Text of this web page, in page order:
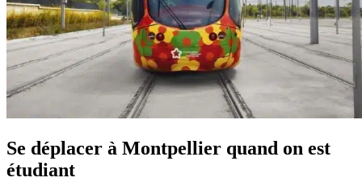
Se déplacer à Montpellier quand on est
étudiant